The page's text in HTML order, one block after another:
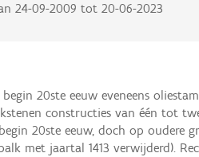
24-09-2009 tot 20-06-2023
20ste eeuw eveneens
constructies van één tot
20ste eeuw, doch op oudere
met jaartal 1413 verwijderd).